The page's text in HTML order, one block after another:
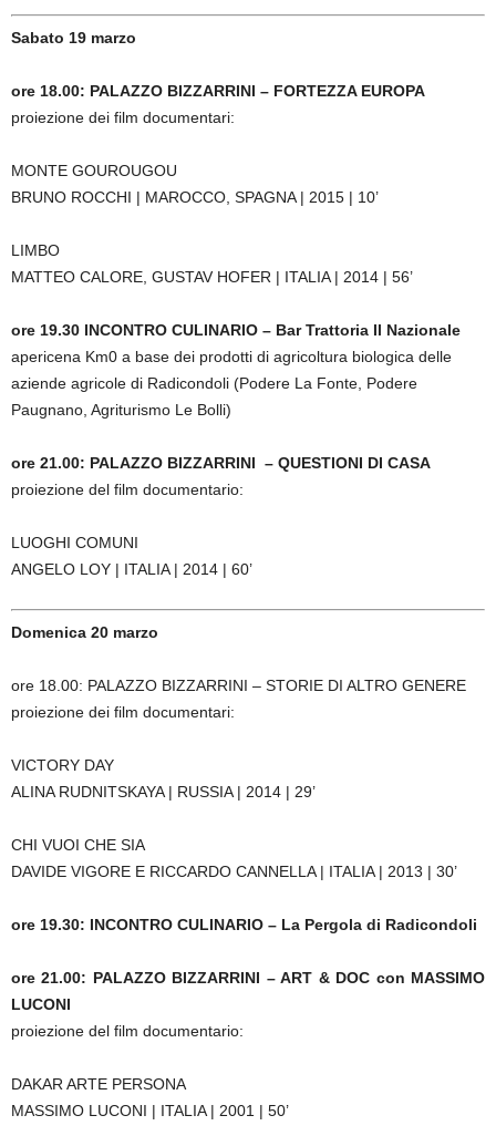
Sabato 19 marzo
ore 18.00: PALAZZO BIZZARRINI – FORTEZZA EUROPA
proiezione dei film documentari:
MONTE GOUROUGOU
BRUNO ROCCHI | MAROCCO, SPAGNA | 2015 | 10’
LIMBO
MATTEO CALORE, GUSTAV HOFER | ITALIA | 2014 | 56’
ore 19.30 INCONTRO CULINARIO – Bar Trattoria Il Nazionale
apericena Km0 a base dei prodotti di agricoltura biologica delle
aziende agricole di Radicondoli (Podere La Fonte, Podere
Paugnano, Agriturismo Le Bolli)
ore 21.00: PALAZZO BIZZARRINI – QUESTIONI DI CASA
proiezione del film documentario:
LUOGHI COMUNI
ANGELO LOY | ITALIA | 2014 | 60’
Domenica 20 marzo
ore 18.00: PALAZZO BIZZARRINI – STORIE DI ALTRO GENERE
proiezione dei film documentari:
VICTORY DAY
ALINA RUDNITSKAYA | RUSSIA | 2014 | 29’
CHI VUOI CHE SIA
DAVIDE VIGORE E RICCARDO CANNELLA | ITALIA | 2013 | 30’
ore 19.30: INCONTRO CULINARIO – La Pergola di Radicondoli
ore 21.00: PALAZZO BIZZARRINI – ART & DOC con MASSIMO
LUCONI
proiezione del film documentario:
DAKAR ARTE PERSONA
MASSIMO LUCONI | ITALIA | 2001 | 50’